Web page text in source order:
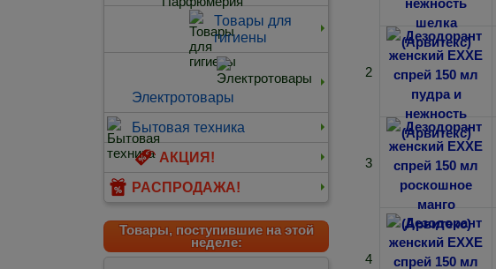
Товары для
гигиены
Электротовары
Бытовая техника
АКЦИЯ!
РАСПРОДАЖА!
Товары, поступившие на этой
неделе:
2
3
4